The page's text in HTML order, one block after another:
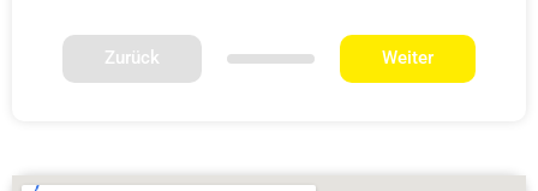
Zurück Weiter